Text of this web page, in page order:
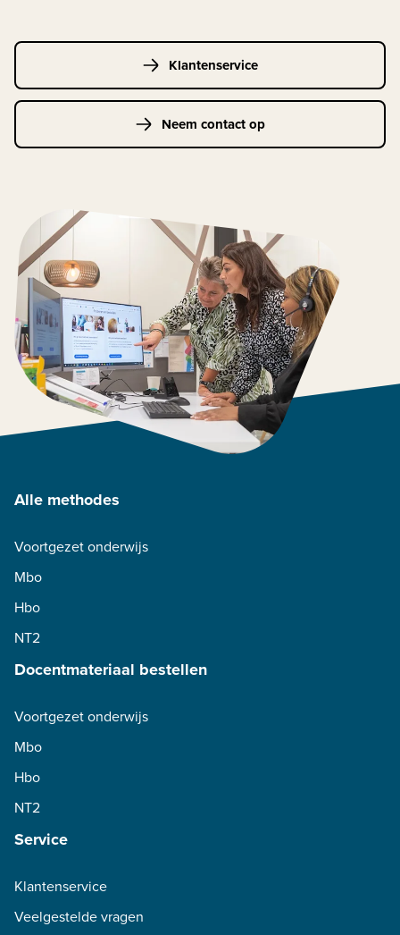
Klantenservice
Neem contact op
Alle methodes
Voortgezet onderwijs
Mbo
Hbo
NT2
Docentmateriaal bestellen
Voortgezet onderwijs
Mbo
Hbo
NT2
Service
Klantenservice
Veelgestelde vragen